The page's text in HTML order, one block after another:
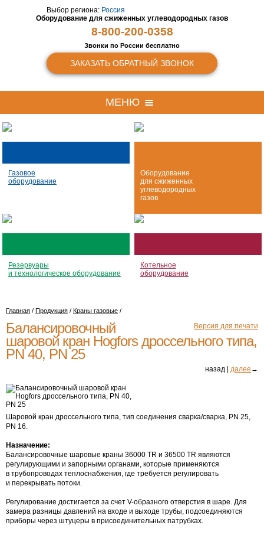
Выбор региона: Россия
Оборудование для сжиженных углеводородных газов
8-800-200-0358
Звонки по России бесплатно
ЗАКАЗАТЬ ОБРАТНЫЙ ЗВОНОК
МЕНЮ
Газовое
оборудование
Оборудование
для сжиженных
углеводородных
газов
Резервуары
и технологическое оборудование
Котельное
оборудование
Главная / Продукция / Краны газовые /
Версия для печати
Балансировочный
шаровой кран Hogfors дроссельного типа,
PN 40, PN 25
назад | далее →
Шаровой кран дроссельного типа, тип соединения сварка/сварка, PN 25,
PN 16.
Назначение:
Балансировочные шаровые краны 36000 TR и 36500 TR являются
регулирующими и запорными органами, которые применяются
в трубопроводах теплоснабжения, где требуется регулировать
и перекрывать потоки.
Регулирование достигается за счет V-образного отверстия в шаре. Для
замера разницы давлений на входе и выходе трубы, подсоединяются
приборы через штуцеры в присоединительных патрубках.